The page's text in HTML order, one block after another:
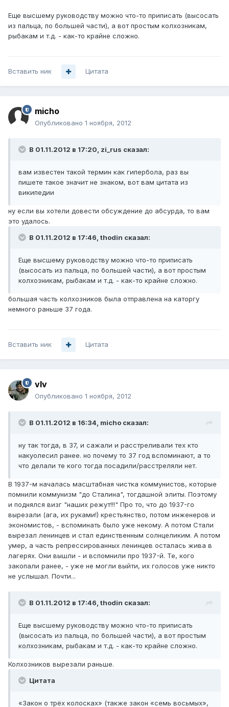
Еще высшему руководству можно что-то приписать (высосать
из пальца, по большей части), а вот простым колхозникам,
рыбакам и т.д. - как-то крайне сложно.
Вставить ник Цитата
micho
Опубликовано 1 ноября, 2012
В 01.11.2012 в 17:20, zi_rus сказал:
вам известен такой термин как гипербола, раз вы
пишете такое значит не знаком, вот вам цитата из
википедии
ну если вы хотели довести обсуждение до абсурда, то вам
это удалось.
В 01.11.2012 в 17:46, thodin сказал:
Еще высшему руководству можно что-то приписать
(высосать из пальца, по большей части), а вот простым
колхозникам, рыбакам и т.д. - как-то крайне сложно.
большая часть колхозников была отправлена на каторгу
немного раньше 37 года.
Вставить ник Цитата
vIv
Опубликовано 1 ноября, 2012
В 01.11.2012 в 16:34, micho сказал:
ну так тогда, в 37, и сажали и расстреливали тех кто
накуолесил ранее. но почему то 37 год вспоминают, а то
что делали те кого тогда посадили/расстреляли нет.
В 1937-м началась масштабная чистка коммунистов, которые
помнили коммунизм "до Сталина", тогдашной элиты. Поэтому
и поднялся визг "наших режут!!!" Про то, что до 1937-го
вырезали (ага, их руками!) крестьянство, потом инженеров и
экономистов, - вспоминать было уже некому. А потом Стали
вырезал ленинцев и стал единственным солнцеликим. А потом
умер, а часть репрессированных ленинцев осталась жива в
лагерях. Они вышли - и вспомнили про 1937-й. Те, кого
закопали ранее, - уже не могли выйти, их голосов уже никто
не услышал. Почти...
В 01.11.2012 в 17:46, thodin сказал:
Еще высшему руководству можно что-то приписать
(высосать из пальца, по большей части), а вот простым
колхозникам, рыбакам и т.д. - как-то крайне сложно.
Колхозников вырезали раньше.
Цитата
«Закон о трёх колосках» (также закон «семь восьмых»,